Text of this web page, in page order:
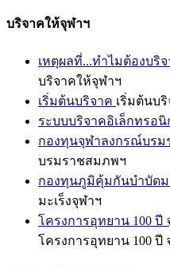
บริจาคให้จุฬาฯ
เหตุผลที่...ทำไมต้องบริ
บริจาคให้จุฬาฯ
เริ่มต้นบริจาค เริ่มต้นบ
ระบบบริจาคอิเล็กทรอนิ
กองทุนจุฬาลงกรณ์บรม
บรมราชสมภพฯ
กองทุนภูมิคุ้มกันบำบัดม
มะเร็งจุฬาฯ
โครงการอุทยาน 100
โครงการอุทยาน 100